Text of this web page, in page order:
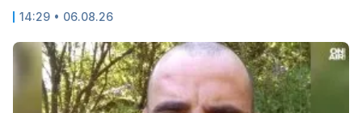
14:29 • 06.08.26